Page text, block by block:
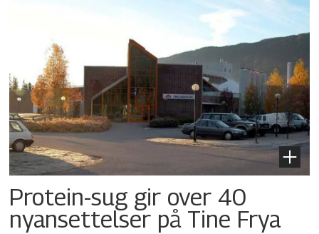
Protein-sug gir over 40
nyansettelser på Tine Frya